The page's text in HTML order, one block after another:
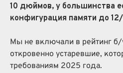
10 дюймов, у большинства
конфигурация памяти до
Мы не включали в рейтинг
откровенно устаревшие,
требованиям 2025 года.